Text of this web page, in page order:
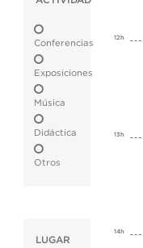
Conferencias
Exposiciones
Música
Didáctica
Otros
LUGAR
12h
13h
14h